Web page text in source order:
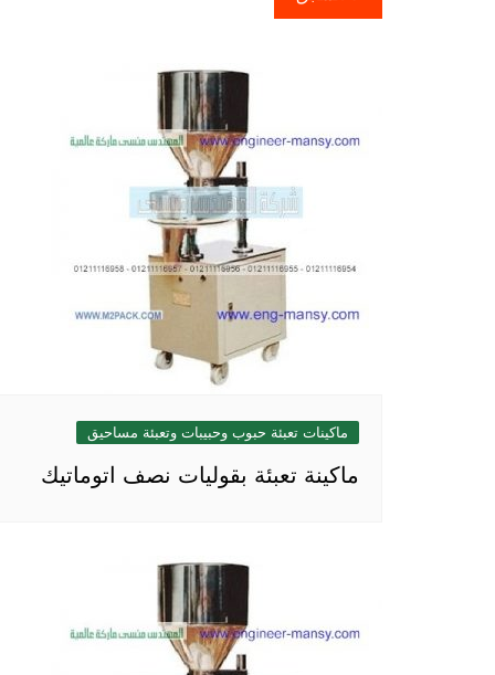
المقالات
ماكينات تعبئة حبوب وحبيبات وتعبئة مساحيق
ماكينة تعبئة بقوليات نصف اتوماتيك